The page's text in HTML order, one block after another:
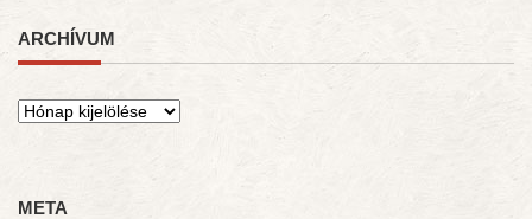
ARCHÍVUM
Archívum
META